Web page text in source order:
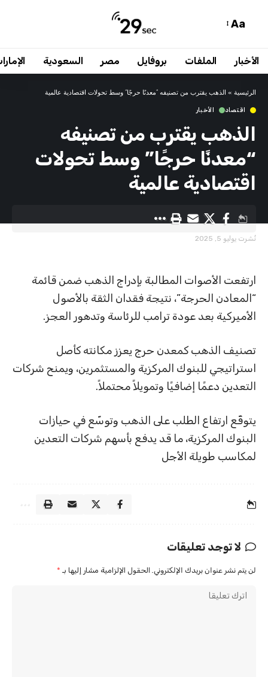
Aa
الأخبار الملفات بروفايل مصر السعودية
الرئيسية » الذهب يقترب من تصنيفه “معدنًا حرجًا” وسط تحولات اقتصادية عالمية
اقتصاد الأخبار
الذهب يقترب من تصنيفه
“معدنًا حرجًا” وسط تحولات
اقتصادية عالمية
نُشرت يوليو 5, 2025
ارتفعت الأصوات المطالبة بإدراج الذهب ضمن قائمة
“المعادن الحرجة”، نتيجة فقدان الثقة بالأصول
الأميركية بعد عودة ترامب للرئاسة وتدهور العجز.
تصنيف الذهب كمعدن حرج يعزز مكانته كأصل
استراتيجي للبنوك المركزية والمستثمرين، ويمنح شركات
التعدين دعمًا إضافيًا وتمويلاً محتملاً.
يتوقّع ارتفاع الطلب على الذهب وتوسّع في حيازات
البنوك المركزية، ما قد يدفع بأسهم شركات التعدين
لمكاسب طويلة الأجل
لا توجد تعليقات
لن يتم نشر عنوان بريدك الإلكتروني. الحقول الإلزامية مشار إليها بـ *